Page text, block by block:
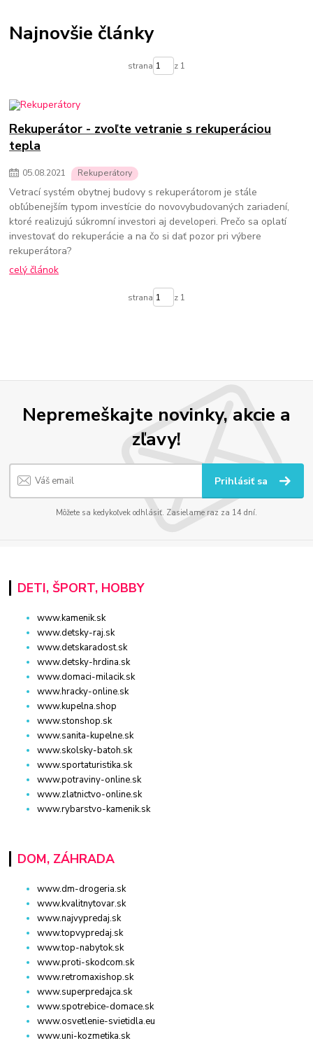
Skrinky pre rozdelovače podlahového kúrenia
Konvektorové ohrievače
Bojlery
Prietokové bojlery
kúpeľňové radiátory
Najnovšie články
strana z 1
Rekuperátor - zvoľte vetranie s rekuperáciou
tepla
05.08.2021 Rekuperátory
Vetrací systém obytnej budovy s rekuperátorom je stále
obľúbenejším typom investície do novovybudovaných zariadení,
ktoré realizujú súkromní investori aj developeri. Prečo sa oplatí
investovať do rekuperácie a na čo si dať pozor pri výbere
rekuperátora?
celý článok
strana z 1
Nepremeškajte novinky, akcie a
zľavy!
Prihlásiť sa
Môžete sa kedykoľvek odhlásiť. Zasielame raz za 14 dní.
DETI, ŠPORT, HOBBY
www.kamenik.sk
www.detsky-raj.sk
www.detskaradost.sk
www.detsky-hrdina.sk
www.domaci-milacik.sk
www.hracky-online.sk
www.kupelna.shop
www.stonshop.sk
www.sanita-kupelne.sk
www.skolsky-batoh.sk
www.sportaturistika.sk
www.potraviny-online.sk
www.zlatnictvo-online.sk
www.rybarstvo-kamenik.sk
DOM, ZÁHRADA
www.dm-drogeria.sk
www.kvalitnytovar.sk
www.najvypredaj.sk
www.topvypredaj.sk
www.top-nabytok.sk
www.proti-skodcom.sk
www.retromaxishop.sk
www.superpredajca.sk
www.spotrebice-domace.sk
www.osvetlenie-svietidla.eu
www.uni-kozmetika.sk